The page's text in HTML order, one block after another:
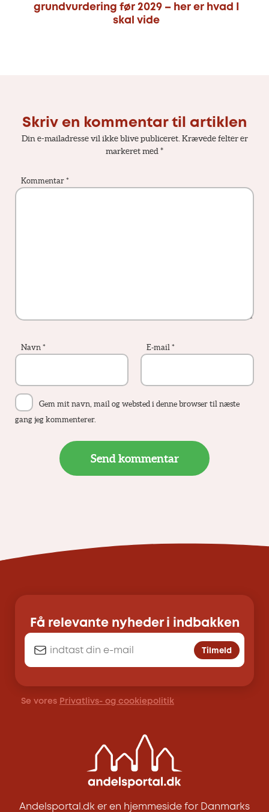
grundvurdering før 2029 – her er hvad I
skal vide
Skriv en kommentar til artiklen
Din e-mailadresse vil ikke blive publiceret. Krævede felter er
markeret med *
Kommentar *
Navn * E-mail *
Gem mit navn, mail og websted i denne browser til næste
gang jeg kommenterer.
Få relevante nyheder i indbakken
Tilmeld
Se vores Privatlivs- og cookiepolitik
Andelsportal.dk er en hjemmeside for Danmarks